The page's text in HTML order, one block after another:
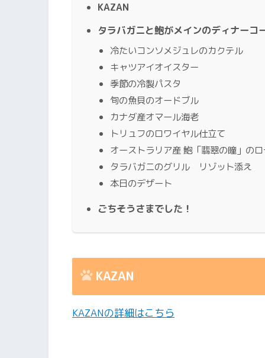
KAZAN
タラバガニと鮑がメインのディナーコ
冷たいコンソメジュレのカクテル
キャツアイオイスター
季節の冷製パスタ
旬の魚貝のオードブル
カナダ産オマール海老
トリュフのロワイヤル仕立て
オーストラリア産 鮑「翡翠の瞳」の
タラバガニのグリル リゾット添え
本日のデザート
ごちそうさまでした！
KAZAN
KAZANの詳細はこちら